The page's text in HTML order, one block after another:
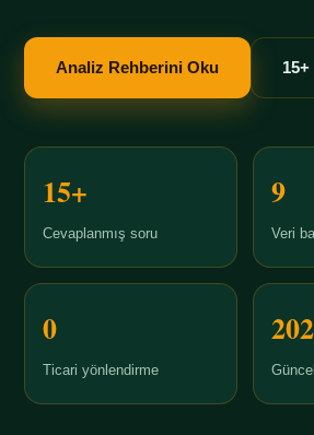
Analiz Rehberini Oku
15+
Cevaplanmış soru
9
Veri
0
Ticari yönlendirme